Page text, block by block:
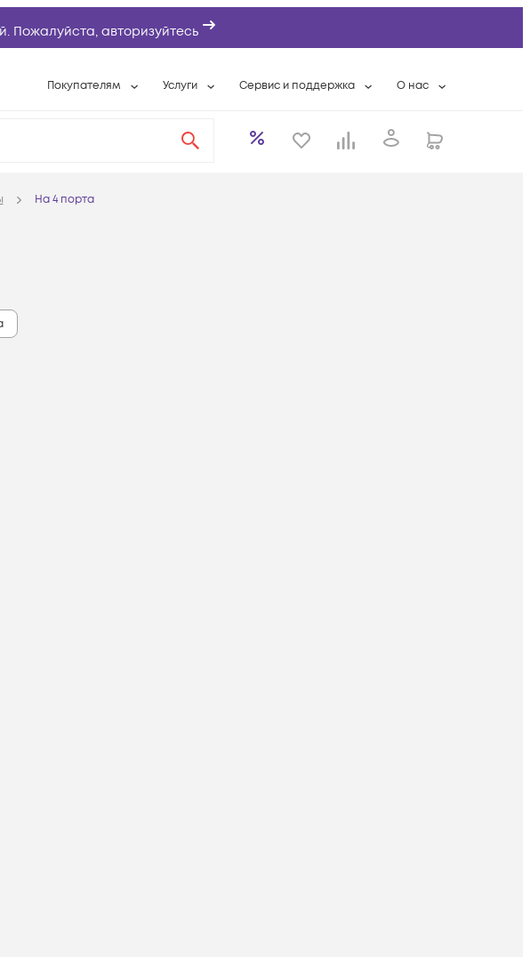
Пожалуйста, авторизуйтесь
Покупателям
Вопросы и ответы
Услуги
Расширенная гарантия
Сервис и поддержка
Разовые выездные работы
О нас
Контактная
На 4 порта